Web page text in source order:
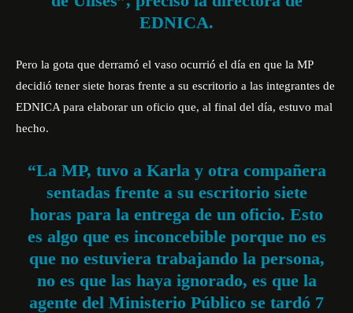
EDNICA.
Pero la gota que derramó el vaso ocurrió el día en que la MP
decidió tener siete horas frente a su escritorio a las integrantes de
EDNICA para elaborar un oficio que, al final del día, estuvo mal
hecho.
“La MP, tuvo a Karla y otra compañera
sentadas frente a su escritorio siete
horas para la entrega de un oficio. Esto
es algo que es inconcebible porque no es
que no estuviera trabajando la persona,
no es que las haya ignorado, es que la
agente del Ministerio Público se tardó 7